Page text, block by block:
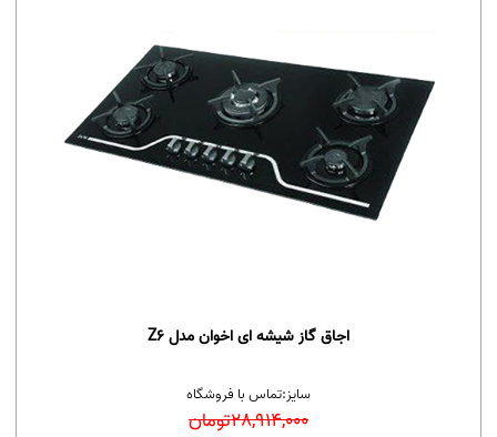
اجاق گاز شیشه ای اخوان مدل Z6
سایز:تماس با فروشگاه
28,914,000تومان